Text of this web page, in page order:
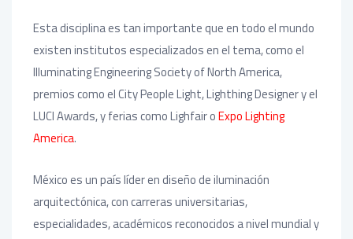
Esta disciplina es tan importante que en todo el mundo
existen institutos especializados en el tema, como el
Illuminating Engineering Society of North America,
premios como el City People Light, Lighthing Designer y el
LUCI Awards, y ferias como Lighfair oExpo Lighting
America.
México es un país líder en diseño de iluminación
arquitectónica, con carreras universitarias,
especialidades, académicos reconocidos a nivel mundial y